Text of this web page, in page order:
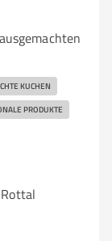
KUCHEN
PRODUKTE